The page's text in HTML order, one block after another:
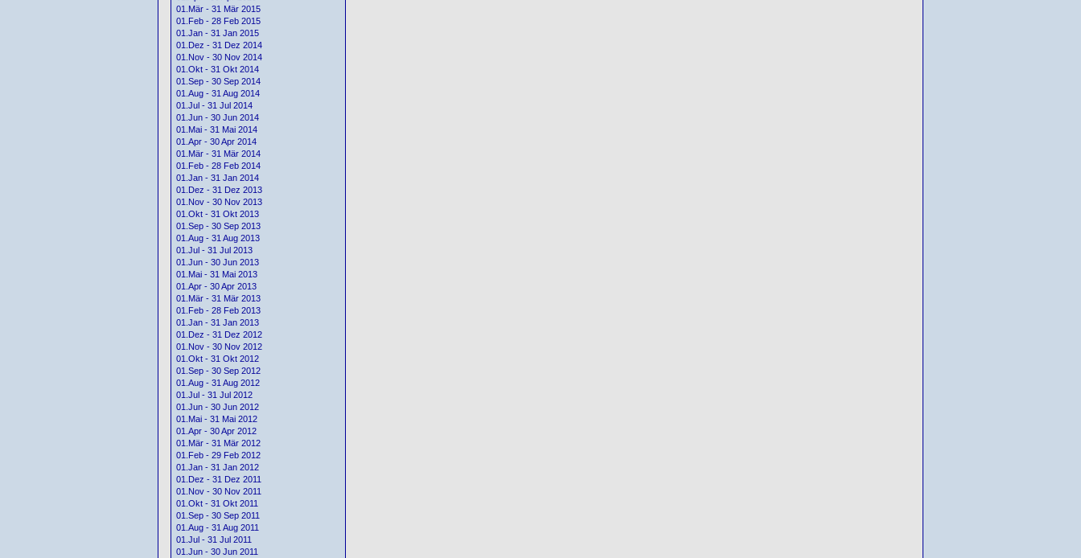
01.Mär - 31 Mär 2015
01.Feb - 28 Feb 2015
01.Jan - 31 Jan 2015
01.Dez - 31 Dez 2014
01.Nov - 30 Nov 2014
01.Okt - 31 Okt 2014
01.Sep - 30 Sep 2014
01.Aug - 31 Aug 2014
01.Jul - 31 Jul 2014
01.Jun - 30 Jun 2014
01.Mai - 31 Mai 2014
01.Apr - 30 Apr 2014
01.Mär - 31 Mär 2014
01.Feb - 28 Feb 2014
01.Jan - 31 Jan 2014
01.Dez - 31 Dez 2013
01.Nov - 30 Nov 2013
01.Okt - 31 Okt 2013
01.Sep - 30 Sep 2013
01.Aug - 31 Aug 2013
01.Jul - 31 Jul 2013
01.Jun - 30 Jun 2013
01.Mai - 31 Mai 2013
01.Apr - 30 Apr 2013
01.Mär - 31 Mär 2013
01.Feb - 28 Feb 2013
01.Jan - 31 Jan 2013
01.Dez - 31 Dez 2012
01.Nov - 30 Nov 2012
01.Okt - 31 Okt 2012
01.Sep - 30 Sep 2012
01.Aug - 31 Aug 2012
01.Jul - 31 Jul 2012
01.Jun - 30 Jun 2012
01.Mai - 31 Mai 2012
01.Apr - 30 Apr 2012
01.Mär - 31 Mär 2012
01.Feb - 29 Feb 2012
01.Jan - 31 Jan 2012
01.Dez - 31 Dez 2011
01.Nov - 30 Nov 2011
01.Okt - 31 Okt 2011
01.Sep - 30 Sep 2011
01.Aug - 31 Aug 2011
01.Jul - 31 Jul 2011
01.Jun - 30 Jun 2011